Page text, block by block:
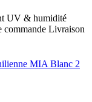
UV & humidité
commande Livraison